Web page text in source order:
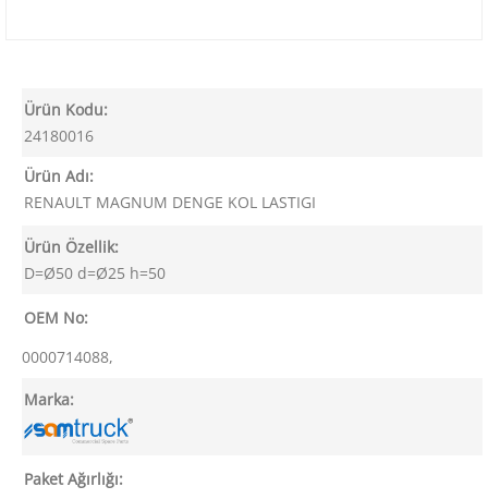
Ürün Kodu:
24180016
Ürün Adı:
RENAULT MAGNUM DENGE KOL LASTIGI
Ürün Özellik:
D=Ø50 d=Ø25 h=50
OEM No:
0000714088,
Marka:
Paket Ağırlığı: